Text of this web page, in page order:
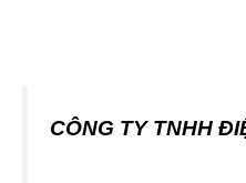
CÔNG TY TNHH